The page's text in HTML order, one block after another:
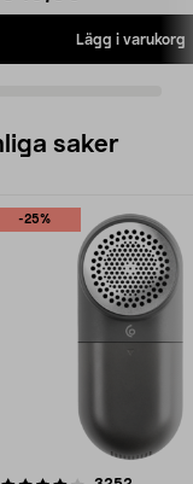
Lägg i varukorg
saker
-25%